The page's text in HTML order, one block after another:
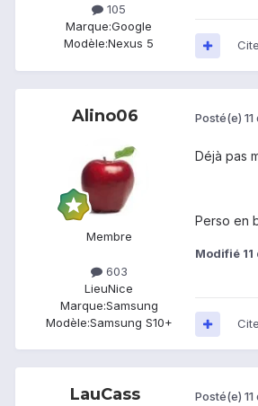
105
Marque:Google
Modèle:Nexus 5
Alino06
Membre
603
LieuNice
Marque:Samsung
Modèle:Samsung S10+
Posté(e)
Déjà pas
Perso en
Modifié
LauCass Posté(e)